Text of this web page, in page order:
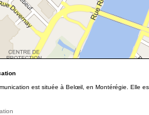
est située à Belœil, en Montérégie. Elle